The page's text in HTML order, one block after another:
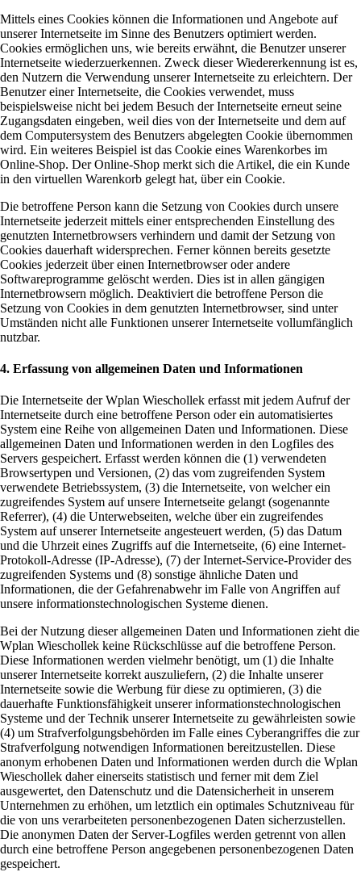
Mittels eines Cookies können die Informationen und Angebote auf
unserer Internetseite im Sinne des Benutzers optimiert werden.
Cookies ermöglichen uns, wie bereits erwähnt, die Benutzer unserer
Internetseite wiederzuerkennen. Zweck dieser Wiedererkennung ist es,
den Nutzern die Verwendung unserer Internetseite zu erleichtern. Der
Benutzer einer Internetseite, die Cookies verwendet, muss
beispielsweise nicht bei jedem Besuch der Internetseite erneut seine
Zugangsdaten eingeben, weil dies von der Internetseite und dem auf
dem Computersystem des Benutzers abgelegten Cookie übernommen
wird. Ein weiteres Beispiel ist das Cookie eines Warenkorbes im
Online-Shop. Der Online-Shop merkt sich die Artikel, die ein Kunde
in den virtuellen Warenkorb gelegt hat, über ein Cookie.
Die betroffene Person kann die Setzung von Cookies durch unsere
Internetseite jederzeit mittels einer entsprechenden Einstellung des
genutzten Internetbrowsers verhindern und damit der Setzung von
Cookies dauerhaft widersprechen. Ferner können bereits gesetzte
Cookies jederzeit über einen Internetbrowser oder andere
Softwareprogramme gelöscht werden. Dies ist in allen gängigen
Internetbrowsern möglich. Deaktiviert die betroffene Person die
Setzung von Cookies in dem genutzten Internetbrowser, sind unter
Umständen nicht alle Funktionen unserer Internetseite vollumfänglich
nutzbar.
4. Erfassung von allgemeinen Daten und Informationen
Die Internetseite der Wplan Wieschollek erfasst mit jedem Aufruf der
Internetseite durch eine betroffene Person oder ein automatisiertes
System eine Reihe von allgemeinen Daten und Informationen. Diese
allgemeinen Daten und Informationen werden in den Logfiles des
Servers gespeichert. Erfasst werden können die (1) verwendeten
Browsertypen und Versionen, (2) das vom zugreifenden System
verwendete Betriebssystem, (3) die Internetseite, von welcher ein
zugreifendes System auf unsere Internetseite gelangt (sogenannte
Referrer), (4) die Unterwebseiten, welche über ein zugreifendes
System auf unserer Internetseite angesteuert werden, (5) das Datum
und die Uhrzeit eines Zugriffs auf die Internetseite, (6) eine Internet-
Protokoll-Adresse (IP-Adresse), (7) der Internet-Service-Provider des
zugreifenden Systems und (8) sonstige ähnliche Daten und
Informationen, die der Gefahrenabwehr im Falle von Angriffen auf
unsere informationstechnologischen Systeme dienen.
Bei der Nutzung dieser allgemeinen Daten und Informationen zieht die
Wplan Wieschollek keine Rückschlüsse auf die betroffene Person.
Diese Informationen werden vielmehr benötigt, um (1) die Inhalte
unserer Internetseite korrekt auszuliefern, (2) die Inhalte unserer
Internetseite sowie die Werbung für diese zu optimieren, (3) die
dauerhafte Funktionsfähigkeit unserer informationstechnologischen
Systeme und der Technik unserer Internetseite zu gewährleisten sowie
(4) um Strafverfolgungsbehörden im Falle eines Cyberangriffes die zur
Strafverfolgung notwendigen Informationen bereitzustellen. Diese
anonym erhobenen Daten und Informationen werden durch die Wplan
Wieschollek daher einerseits statistisch und ferner mit dem Ziel
ausgewertet, den Datenschutz und die Datensicherheit in unserem
Unternehmen zu erhöhen, um letztlich ein optimales Schutzniveau für
die von uns verarbeiteten personenbezogenen Daten sicherzustellen.
Die anonymen Daten der Server-Logfiles werden getrennt von allen
durch eine betroffene Person angegebenen personenbezogenen Daten
gespeichert.